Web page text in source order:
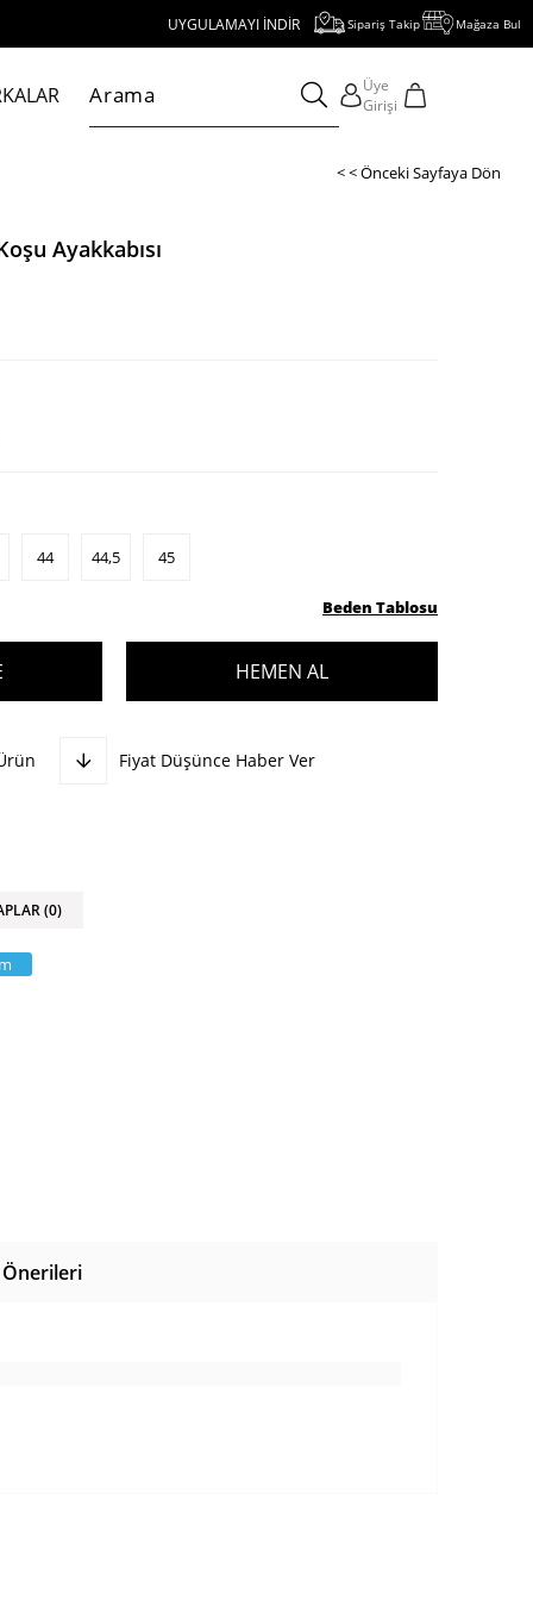
UYGULAMAYI İNDİR, 1000 TL VE ÜZERİ ALIŞVERİŞE 250 TL
Sipariş Takip Mağaza Bul
Üye
Girişi
< < Önceki Sayfaya Dön
Ayakkabısı
44 44,5 45
Beden Tablosu
Fiyat Düşünce Haber Ver
(0)